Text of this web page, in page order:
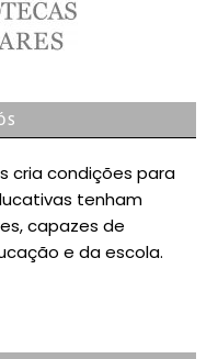
cria condições para
tenham
capazes de
e da escola.